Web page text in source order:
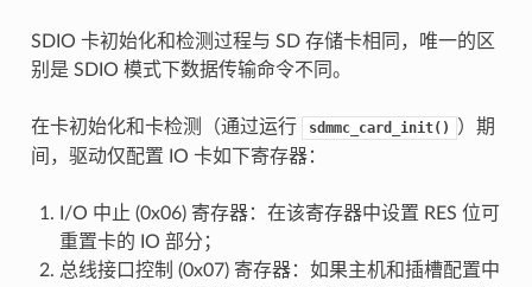
SDIO 卡初始化和检测过程与 SD 存储卡相同，唯一的区
别是 SDIO 模式下数据传输命令不同。
在卡初始化和卡检测（通过运行 sdmmc_card_init()
）期
间，驱动仅配置 IO 卡如下寄存器：
I/O 中止 (0x06) 寄存器：在该寄存器中设置 RES 位可
重置卡的 IO 部分；
总线接口控制 (0x07) 寄存器：如果主机和插槽配置中